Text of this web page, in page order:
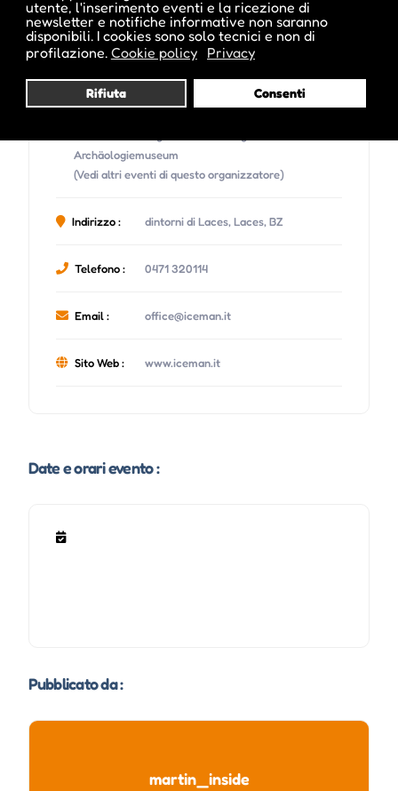
utente, l'inserimento eventi e la ricezione di
newsletter e notifiche informative non saranno
disponibili. I cookies sono solo tecnici e non di
profilazione. Cookie policy Privacy
Rifiuta Consenti
Archäologiemuseum
(Vedi altri eventi di questo organizzatore)
Indirizzo : dintorni di Laces, Laces, BZ
Telefono : 0471 320114
Email : office@iceman.it
Sito Web : www.iceman.it
Date e orari evento :
Pubblicato da :
martin_inside